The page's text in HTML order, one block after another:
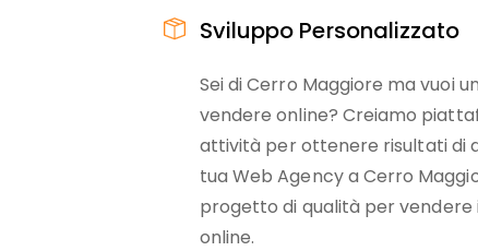
Sviluppo Personalizzato
Sei di Cerro Maggiore ma vuoi
vendere online? Creiamo
attività per ottenere risultati di
tua Web Agency a Cerro
progetto di qualità per vendere
online.